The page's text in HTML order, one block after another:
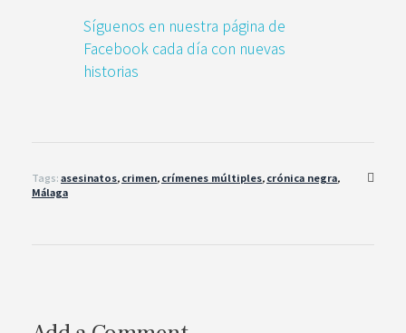
Síguenos en nuestra página de
Facebook cada día con nuevas
historias
Tags:asesinatos,crimen,crímenes múltiples,crónica negra,
Málaga